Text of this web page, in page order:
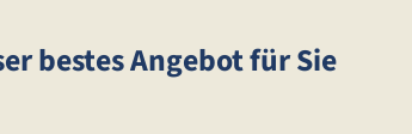
bestes Angebot für Sie